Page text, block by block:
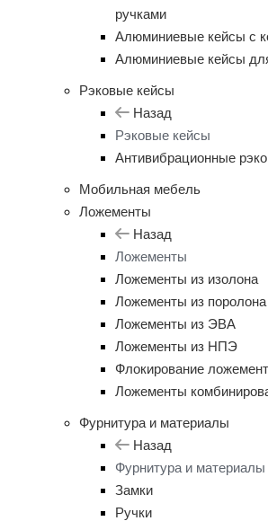
ручками
Алюминиевые кейсы с
Алюминиевые кейсы
Рэковые кейсы
Назад
Рэковые кейсы
Антивибрационные
Мобильная мебель
Ложементы
Назад
Ложементы
Ложементы из изолона
Ложементы из
Ложементы из ЭВА
Ложементы из НПЭ
Флокирование
Ложементы
Фурнитура и материалы
Назад
Фурнитура и материалы
Замки
Ручки